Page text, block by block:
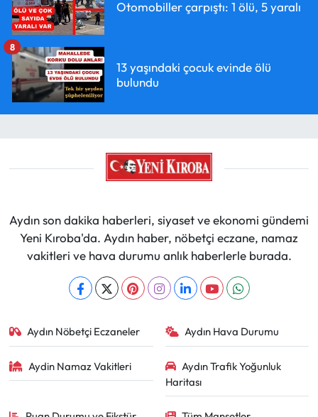
Otomobiller çarpıştı: 1 ölü, 5 yaralı
13 yaşındaki çocuk evinde ölü
bulundu
8
Aydın son dakika haberleri, siyaset ve ekonomi gündemi
Yeni Kıroba'da. Aydın haber, nöbetçi eczane, namaz
vakitleri ve hava durumu anlık haberlerle burada.
Aydın Nöbetçi Eczaneler Aydın Hava Durumu
Aydin Namaz Vakitleri
Aydın Trafik Yoğunluk
Haritası